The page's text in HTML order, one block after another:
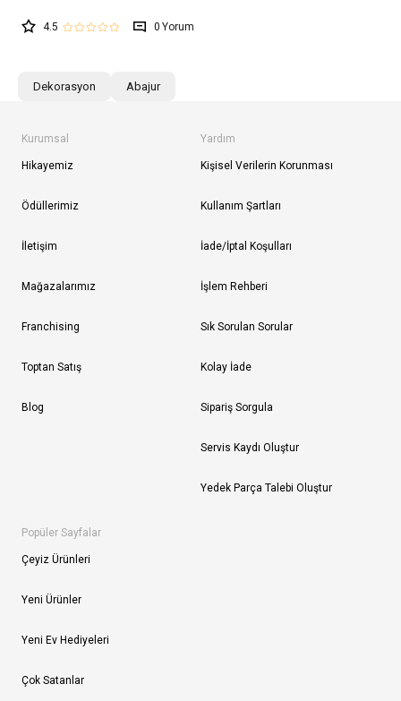
4.5 0
Dekorasyon Abajur
Kurumsal
Hikayemiz
Ödüllerimiz
İletişim
Mağazalarımız
Franchising
Toptan Satış
Blog
Yardım
Kişisel Verilerin Korunması
Kullanım Şartları
İade/İptal Koşulları
İşlem Rehberi
Sık Sorulan Sorular
Kolay İade
Sipariş Sorgula
Servis Kaydı Oluştur
Yedek Parça Talebi Oluştur
Popüler Sayfalar
Çeyiz Ürünleri
Yeni Ürünler
Yeni Ev Hediyeleri
Çok Satanlar